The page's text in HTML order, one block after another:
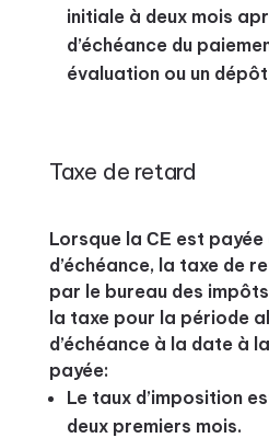
initiale à deux mois
d’échéance du
évaluation ou un
Taxe de retard
Lorsque la СЕ est
d’échéance, la taxe de
par le bureau des
la taxe pour la période
d’échéance à la date à
payée:
Le taux d’imposition
deux premiers mois.